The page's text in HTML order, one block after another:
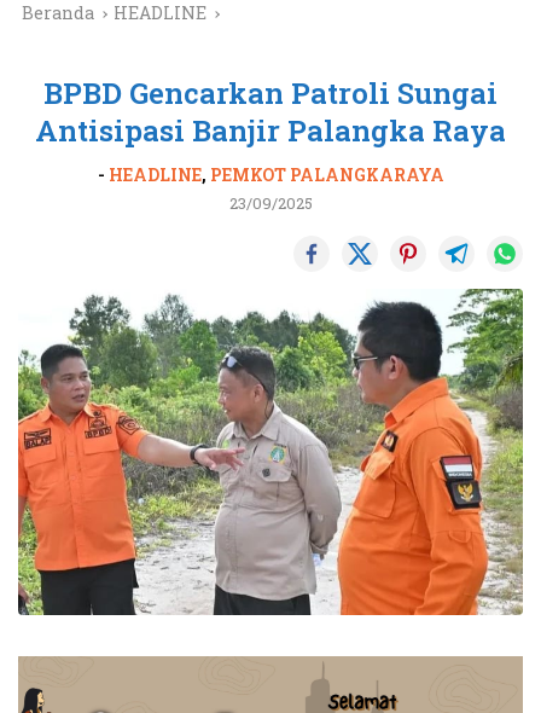
Beranda HEADLINE
BPBD Gencarkan Patroli Sungai
Antisipasi Banjir Palangka Raya
- HEADLINE, PEMKOT PALANGKARAYA
23/09/2025